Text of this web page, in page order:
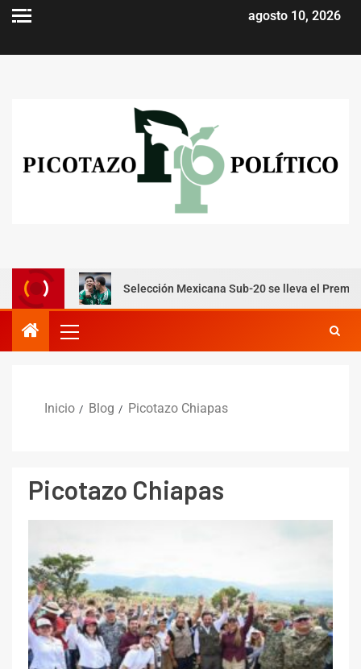
agosto 10, 2026
Selección Mexicana Sub-20 se lleva el Premundial y consigue
Inicio Blog Picotazo Chiapas
Picotazo Chiapas